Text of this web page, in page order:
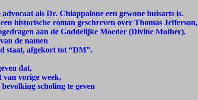
als Dr. Chiappalone een gewone huisarts is.
historische roman geschreven over Thomas Jefferson,
aan de Goddelijke Moeder (Divine Mother).
de namen
staat, afgekort tot “DM”.
dat,
van vorige week,
scholing te geven